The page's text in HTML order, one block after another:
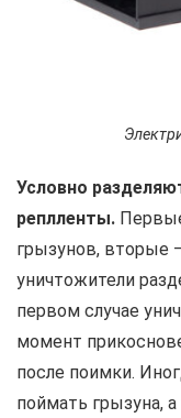
Условно
реплленты.
грызунов, вторые
уничтожители
первом случае
момент
после поимки.
поймать грызуна,